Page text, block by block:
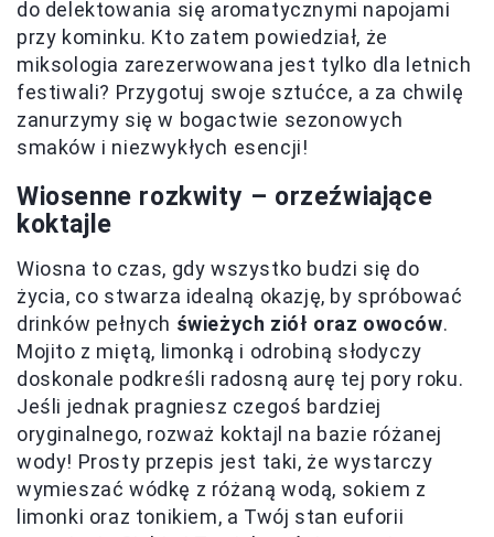
do delektowania się aromatycznymi napojami
przy kominku. Kto zatem powiedział, że
miksologia zarezerwowana jest tylko dla letnich
festiwali? Przygotuj swoje sztućce, a za chwilę
zanurzymy się w bogactwie sezonowych
smaków i niezwykłych esencji!
Wiosenne rozkwity – orzeźwiające
koktajle
Wiosna to czas, gdy wszystko budzi się do
życia, co stwarza idealną okazję, by spróbować
drinków pełnych świeżych ziół oraz owoców.
Mojito z miętą, limonką i odrobiną słodyczy
doskonale podkreśli radosną aurę tej pory roku.
Jeśli jednak pragniesz czegoś bardziej
oryginalnego, rozważ koktajl na bazie różanej
wody! Prosty przepis jest taki, że wystarczy
wymieszać wódkę z różaną wodą, sokiem z
limonki oraz tonikiem, a Twój stan euforii